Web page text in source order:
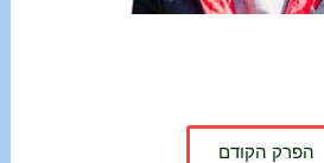
הפרק הקודם